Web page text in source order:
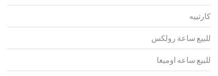
كارتييه
للبيع ساعة رولكس
للبيع ساعه اوميغا